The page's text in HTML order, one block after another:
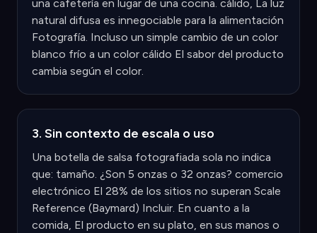
una cafetería en lugar de una cocina. cálido, La luz
natural difusa es innegociable para la alimentación
Fotografía. Incluso un simple cambio de un color
blanco frío a un color cálido El sabor del producto
cambia según el color.
3. Sin contexto de escala o uso
Una botella de salsa fotografiada sola no indica
que: tamaño. ¿Son 5 onzas o 32 onzas? comercio
electrónico El 28% de los sitios no superan Scale
Reference (Baymard) Incluir. En cuanto a la
comida, El producto en su plato, en sus manos o